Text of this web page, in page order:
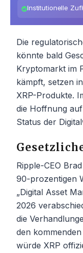
Institutionelle
Die
könnte bald
Kryptomarkt im
kämpft, setzen
XRP-Produkte.
die Hoffnung
Status der
Ripple-CEO
90-prozentigen
„Digital Asset
2026
die
den
würde XRP